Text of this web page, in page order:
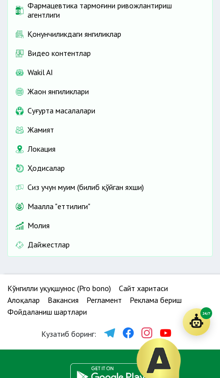
Фармацевтика тармоғини ривожлантириш
агентлиги
Қонунчиликдаги янгиликлар
Видео контентлар
Wakil AI
Жаҳон янгиликлари
Cуғурта масалалари
Жамият
Локация
Ҳодисалар
Сиз учун муҳим (билиб қўйган яхши)
Маҳалла "еттилиги"
Молия
Дайжестлар
Кўнгилли ҳуқуқшунос (Pro bono)
Сайт харитаси
Алоқалар
Вакансия Регламент
Реклама бериш
Фойдаланиш шартлари
Кузатиб боринг:
24/7